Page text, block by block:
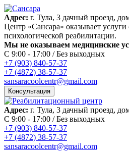
Адрес: г. Тула, 3 дачный проезд,
Центр «Сансара» оказывает
психологической реабилитации.
Мы не оказываем медицинские
C 9:00 - 17:00 / Без выходных
+7 (903) 840-57-37
+7 (4872) 38-57-37
sansaracoolcentr@gmail.com
Консультация
Адрес: г. Тула, 3 дачный проезд,
C 9:00 - 17:00 / Без выходных
+7 (903) 840-57-37
+7 (4872) 38-57-37
sansaracoolcentr@gmail.com